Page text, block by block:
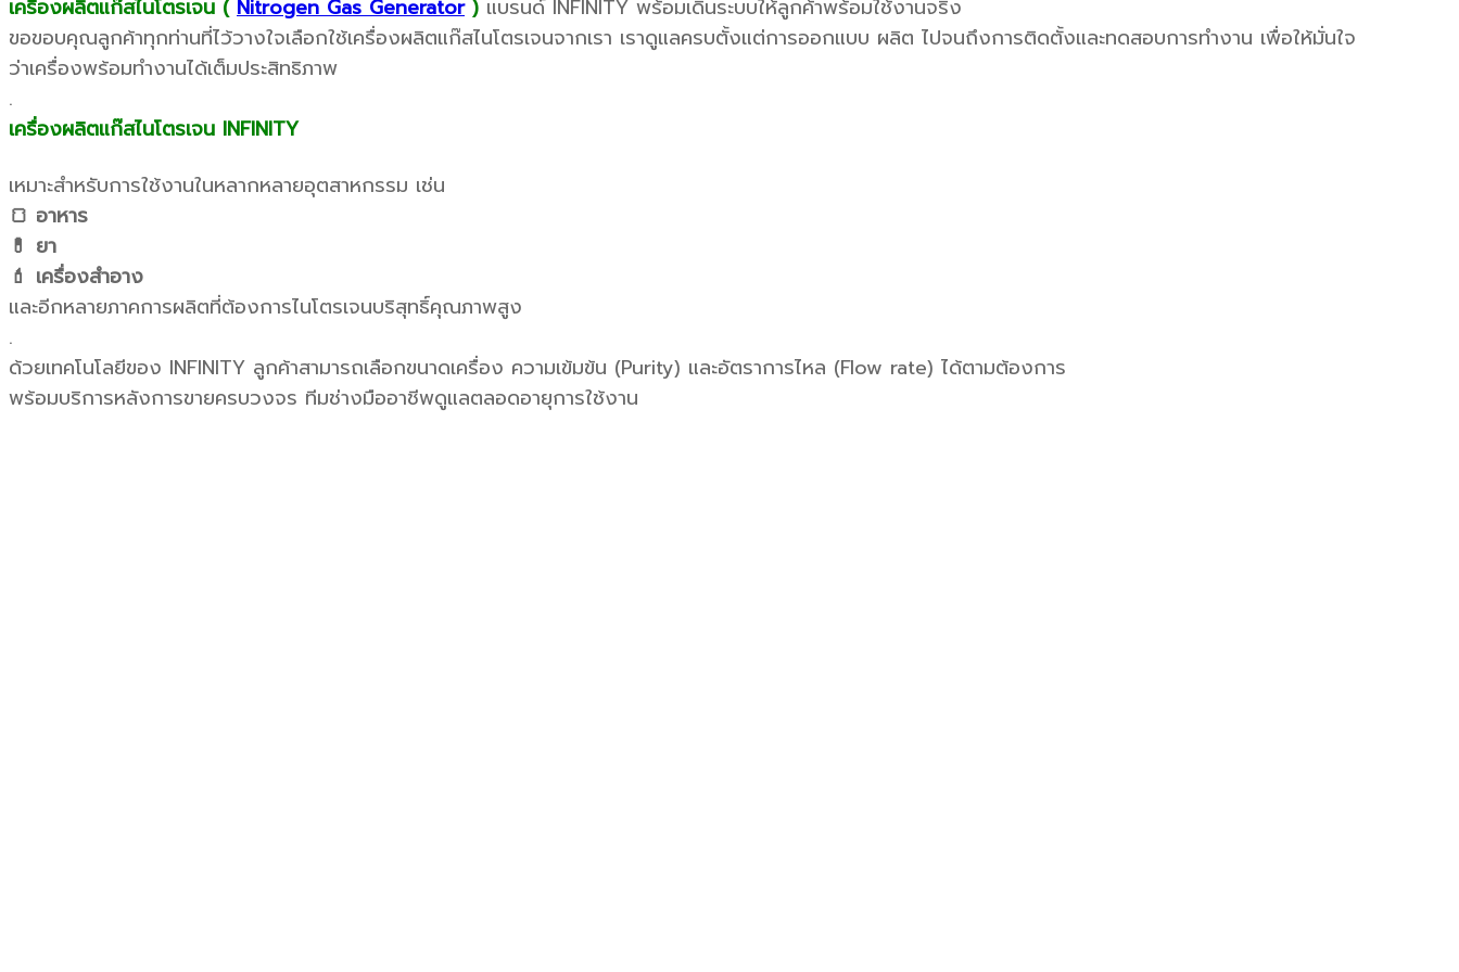
เครื่องผลิตแก๊สไนโตรเจน ( Nitrogen Gas Generator) แบรนด์ INFINITY พร้อมเดินระบบให้ลูกค้าพร้อมใช้งานจริง
ขอขอบคุณลูกค้าทุกท่านที่ไว้วางใจเลือกใช้เครื่องผลิตแก๊สไนโตรเจนจากเรา เราดูแลครบตั้งแต่การออกแบบ ผลิต ไปจนถึงการติดตั้งและทดสอบการทำงาน เพื่อให้มั่นใจ
ว่าเครื่องพร้อมทำงานได้เต็มประสิทธิภาพ
.
เครื่องผลิตแก๊สไนโตรเจน INFINITY
เหมาะสำหรับการใช้งานในหลากหลายอุตสาหกรรม เช่น
🍞 อาหาร
💊 ยา
💄 เครื่องสำอาง
และอีกหลายภาคการผลิตที่ต้องการไนโตรเจนบริสุทธิ์คุณภาพสูง
.
ด้วยเทคโนโลยีของ INFINITY ลูกค้าสามารถเลือกขนาดเครื่อง ความเข้มข้น (Purity) และอัตราการไหล (Flow rate) ได้ตามต้องการ
พร้อมบริการหลังการขายครบวงจร ทีมช่างมืออาชีพดูแลตลอดอายุการใช้งาน